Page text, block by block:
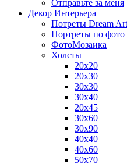
Отправьте за меня
Декор Интерьера
Потреты Dream Art
Портреты по фото
ФотоМозаика
Холсты
20х20
20х30
30х30
30х40
20х45
30х60
30х90
40х40
40х60
50х70